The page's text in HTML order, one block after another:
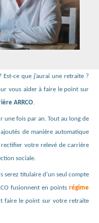
ce que j’aurai une retraite ?
vous aider à faire le point sur
ARRCO
une fois par an. Tout au long de
de manière automatique
rectifier votre relevé de carrière
sociale.
serez titulaire d’un seul compte
fusionnent en points régime
faire le point sur votre retraite